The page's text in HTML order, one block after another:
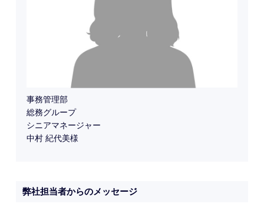
事務管理部
総務グループ
シニアマネージャー
中村 紀代美様
弊社担当者からのメッセージ